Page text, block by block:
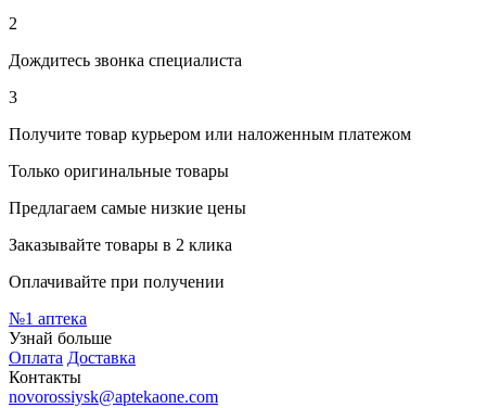
2
Дождитесь звонка специалиста
3
Получите товар курьером или наложенным платежом
Только оригинальные товары
Предлагаем самые низкие цены
Заказывайте товары в 2 клика
Оплачивайте при получении
№1 аптека
Узнай больше
Оплата Доставка
Контакты
novorossiysk@aptekaone.com